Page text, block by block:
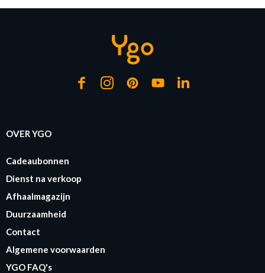
GA NAAR WINKELMANDJE of verder winkelen
OVER YGO
Cadeaubonnen
Dienst na verkoop
Afhaalmagazijn
Duurzaamheid
Contact
Algemene voorwaarden
YGO FAQ's